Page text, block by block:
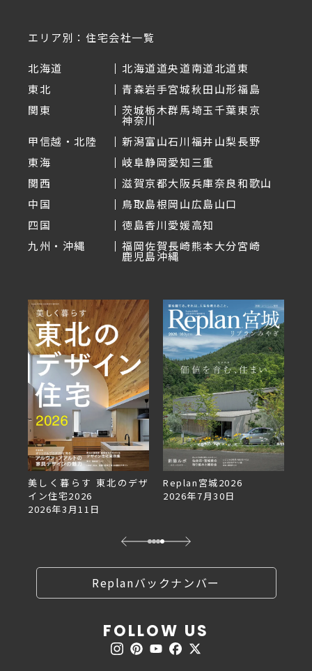
エリア別：住宅会社一覧
北海道 北海道道央道南道北道東
東北
青森岩手宮城秋田山形福島
関東
茨城栃木群馬埼玉千葉東京
神奈川
甲信越・北陸
新潟富山石川福井山梨長野
東海
岐阜静岡愛知三重
関西
滋賀京都大阪兵庫奈良和歌山
中国
鳥取島根岡山広島山口
四国
徳島香川愛媛高知
九州・沖縄
福岡佐賀長崎熊本大分宮崎
鹿児島沖縄
美しく暮らす 東北のデザ
イン住宅2026
2026年3月11日
Replan宮城2026
2026年7月30日
Replanバックナンバー
FOLLOW US